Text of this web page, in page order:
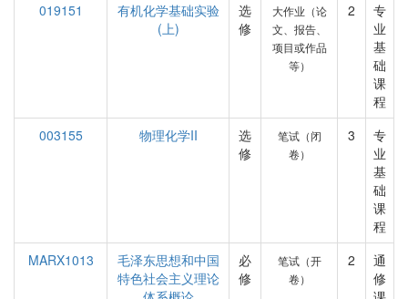
019151
有机化学基础实验
(上)
选
修
大作业（论
文、报告、
项目或作品
等）
2
专
业
基
础
课
程
003155
物理化学II
选
修
笔试（闭
卷）
3
专
业
基
础
课
程
MARX1013
毛泽东思想和中国
特色社会主义理论
必
修
笔试（开
卷）
2
通
修